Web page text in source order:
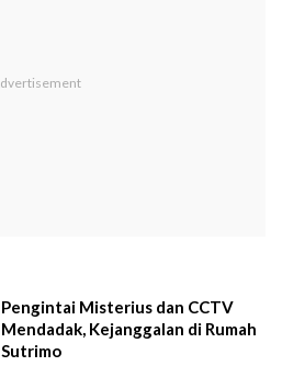
Pengintai Misterius dan CCTV
Mendadak, Kejanggalan di Rumah
Sutrimo